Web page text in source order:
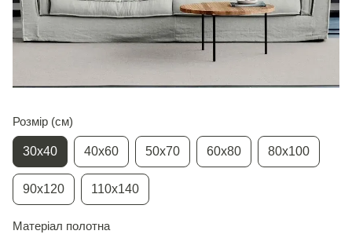
Розмір (см)
30х40 40х60 50х70 60х80 80х100
90х120 110х140
Матеріал полотна